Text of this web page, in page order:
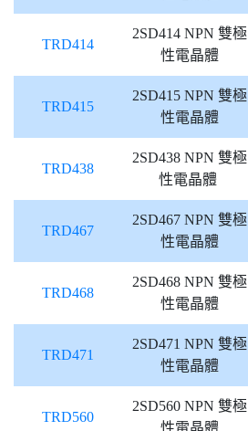
TRD414
2SD414 NPN 雙極
性電晶體
TRD415
2SD415 NPN 雙極
性電晶體
TRD438
2SD438 NPN 雙極
性電晶體
TRD467
2SD467 NPN 雙極
性電晶體
TRD468
2SD468 NPN 雙極
性電晶體
TRD471
2SD471 NPN 雙極
性電晶體
TRD560
2SD560 NPN 雙極